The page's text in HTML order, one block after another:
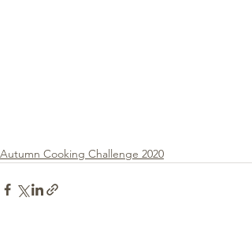
Autumn Cooking Challenge 2020